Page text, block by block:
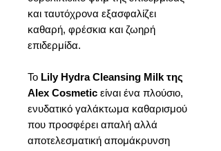
και ταυτόχρονα εξασφαλίζει
καθαρή, φρέσκια και ζωηρή
επιδερμίδα.
Το Lily Hydra Cleansing Milk της
Alex Cosmetic είναι ένα πλούσιο,
ενυδατικό γαλάκτωμα καθαρισμού
που προσφέρει απαλή αλλά
αποτελεσματική απομάκρυνση